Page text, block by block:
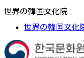
世界の韓国文化院
世界の韓国文化